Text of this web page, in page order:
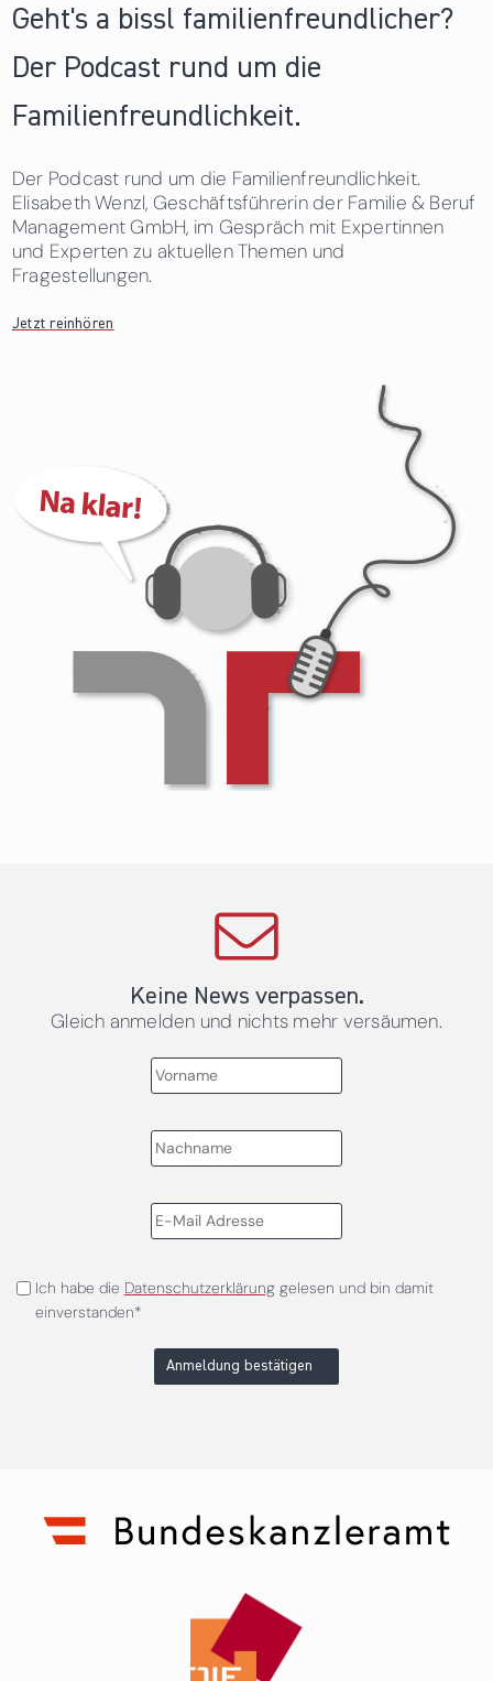
Geht's a bissl familienfreundlicher?
Der Podcast rund um die
Familienfreundlichkeit.
Der Podcast rund um die Familienfreundlichkeit.
Elisabeth Wenzl, Geschäftsführerin der Familie & Beruf
Management GmbH, im Gespräch mit Expertinnen
und Experten zu aktuellen Themen und
Fragestellungen.
Jetzt reinhören
Keine News verpassen.
Gleich anmelden und nichts mehr versäumen.
Ich habe die Datenschutzerklärunggelesen und bin damit
einverstanden*
Anmeldung bestätigen